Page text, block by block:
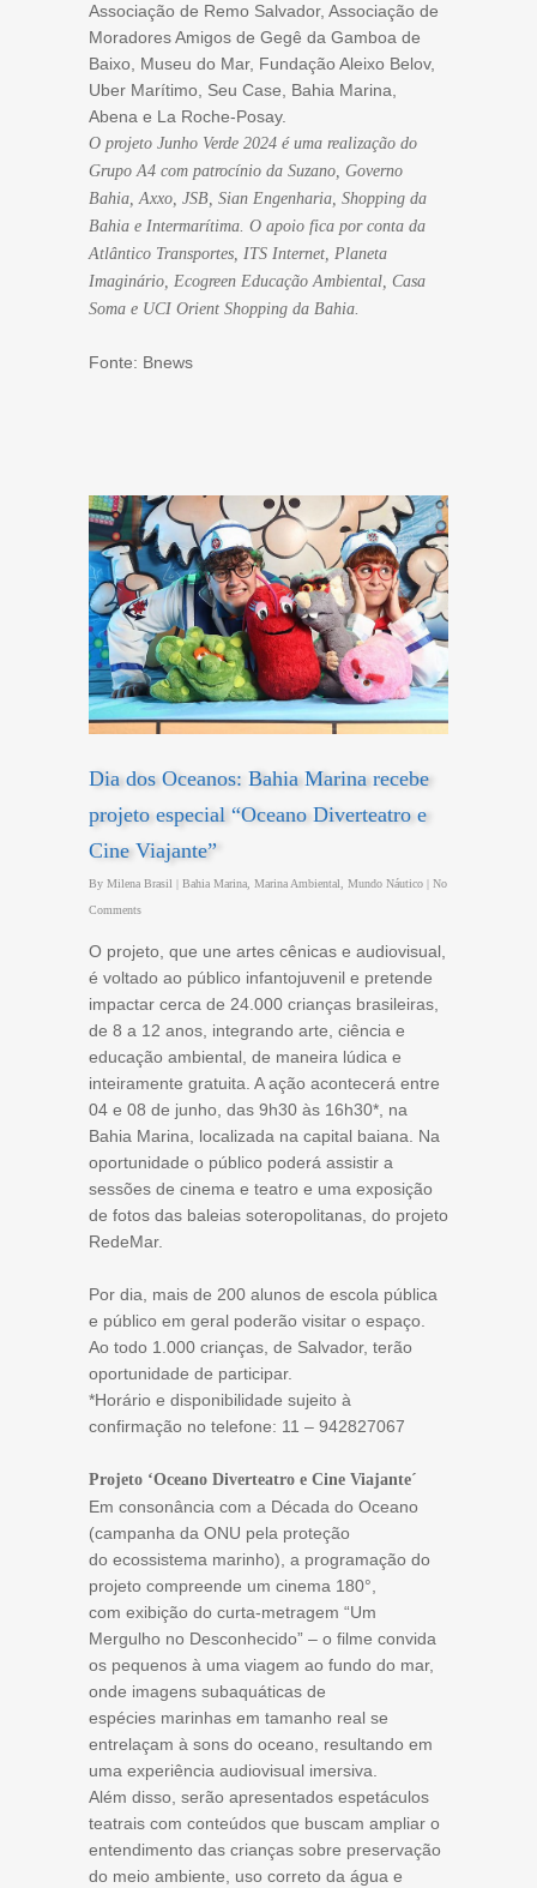
Associação de Remo Salvador, Associação de
Moradores Amigos de Gegê da Gamboa de
Baixo, Museu do Mar, Fundação Aleixo Belov,
Uber Marítimo, Seu Case, Bahia Marina,
Abena e La Roche-Posay.
O projeto Junho Verde 2024 é uma realização do
Grupo A4 com patrocínio da Suzano, Governo
Bahia, Axxo, JSB, Sian Engenharia, Shopping da
Bahia e Intermarítima. O apoio fica por conta da
Atlântico Transportes, ITS Internet, Planeta
Imaginário, Ecogreen Educação Ambiental, Casa
Soma e UCI Orient Shopping da Bahia.
Fonte: Bnews
Dia dos Oceanos: Bahia Marina recebe
projeto especial “Oceano Diverteatro e
Cine Viajante”
By Milena Brasil Bahia Marina, Marina Ambiental, Mundo Náutico
No
Comments
O projeto, que une artes cênicas e audiovisual,
é voltado ao público infantojuvenil e pretende
impactar cerca de 24.000 crianças brasileiras,
de 8 a 12 anos, integrando arte, ciência e
educação ambiental, de maneira lúdica e
inteiramente gratuita. A ação acontecerá entre
04 e 08 de junho, das 9h30 às 16h30*, na
Bahia Marina, localizada na capital baiana. Na
oportunidade o público poderá assistir a
sessões de cinema e teatro e uma exposição
de fotos das baleias soteropolitanas, do projeto
RedeMar.
Por dia, mais de 200 alunos de escola pública
e público em geral poderão visitar o espaço.
Ao todo 1.000 crianças, de Salvador, terão
oportunidade de participar.
*Horário e disponibilidade sujeito à
confirmação no telefone: 11 – 942827067
Projeto ‘Oceano Diverteatro e Cine Viajante´
Em consonância com a Década do Oceano
(campanha da ONU pela proteção
do ecossistema marinho), a programação do
projeto compreende um cinema 180°,
com exibição do curta-metragem “Um
Mergulho no Desconhecido” – o filme convida
os pequenos à uma viagem ao fundo do mar,
onde imagens subaquáticas de
espécies marinhas em tamanho real se
entrelaçam à sons do oceano, resultando em
uma experiência audiovisual imersiva.
Além disso, serão apresentados espetáculos
teatrais com conteúdos que buscam ampliar o
entendimento das crianças sobre preservação
do meio ambiente, uso correto da água e